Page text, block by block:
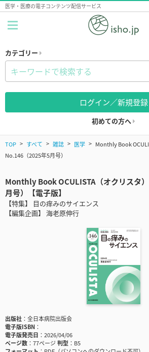
医学・医療の電子コンテンツ配信サービス
カテゴリー
ログイン／新規登録
初めての方へ
TOP すべて 雑誌 医学
Monthly Book
No.146（2025年5月号）
Monthly Book OCULISTA（オクリスタ
月号）【電子版】
【特集】 目の痒みのサイエンス
【編集企画】 海老原伸行
出版社
全日本病院出版会
電子版ISBN
電子版発売日
2026/04/06
ページ数
77ページ判型
B5